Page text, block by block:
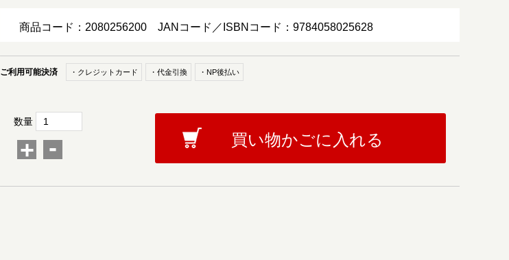
商品コード：2080256200 JANコード／ISBNコード：9784058025628
ご利用可能決済 ・クレジットカード ・代金引換 ・NP後払い
数量
+ - 買い物かごに入れる